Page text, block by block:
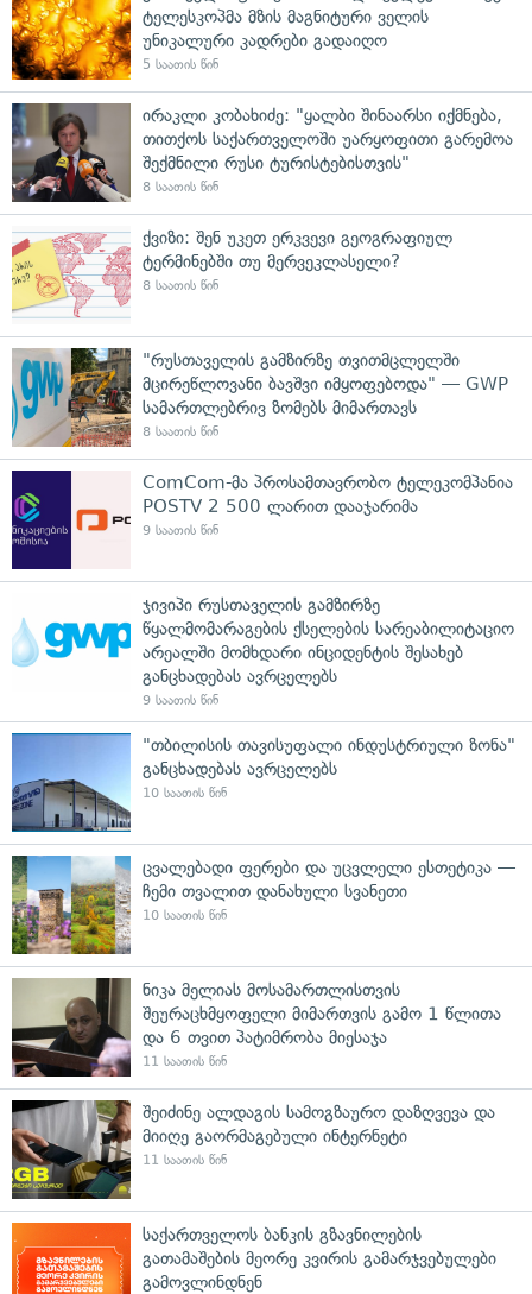
ტელესკოპმა მზის მაგნიტური ველის
უნიკალური კადრები გადაიღო
5 საათის წინ
ირაკლი კობახიძე: "ყალბი შინაარსი იქმნება,
თითქოს საქართველოში უარყოფითი გარემოა
შექმნილი რუსი ტურისტებისთვის"
8 საათის წინ
ქვიზი: შენ უკეთ ერკვევი გეოგრაფიულ
ტერმინებში თუ მერვეკლასელი?
8 საათის წინ
"რუსთაველის გამზირზე თვითმცლელში
მცირეწლოვანი ბავშვი იმყოფებოდა" — GWP
სამართლებრივ ზომებს მიმართავს
8 საათის წინ
ComCom-მა პროსამთავრობო ტელეკომპანია
POSTV 2 500 ლარით დააჯარიმა
9 საათის წინ
ჯივიპი რუსთაველის გამზირზე
წყალმომარაგების ქსელების სარეაბილიტაციო
არეალში მომხდარი ინციდენტის შესახებ
განცხადებას ავრცელებს
9 საათის წინ
"თბილისის თავისუფალი ინდუსტრიული ზონა"
განცხადებას ავრცელებს
10 საათის წინ
ცვალებადი ფერები და უცვლელი ესთეტიკა —
ჩემი თვალით დანახული სვანეთი
10 საათის წინ
ნიკა მელიას მოსამართლისთვის
შეურაცხმყოფელი მიმართვის გამო 1 წლითა
და 6 თვით პატიმრობა მიესაჯა
11 საათის წინ
შეიძინე ალდაგის სამოგზაურო დაზღვევა და
მიიღე გაორმაგებული ინტერნეტი
11 საათის წინ
საქართველოს ბანკის გზავნილების
გათამაშების მეორე კვირის გამარჯვებულები
გამოვლინდნენ